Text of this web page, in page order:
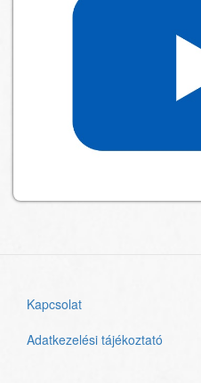
Lábléc
menü
Kapcsolat
Adatkezelési tájékoztató